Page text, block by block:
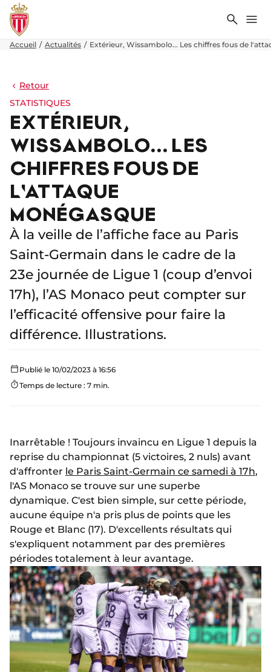
Accueil Actualités Extérieur, Wissambolo... Les chiffres fous de
Retour
STATISTIQUES
EXTÉRIEUR,
WISSAMBOLO... LES
CHIFFRES FOUS DE
L'ATTAQUE
MONÉGASQUE
À la veille de l’affiche face au Paris
Saint-Germain dans le cadre de la
23e journée de Ligue 1 (coup d’envoi
17h), l’AS Monaco peut compter sur
l’efficacité offensive pour faire la
différence. Illustrations.
Publié le 10/02/2023 à 16:56
Temps de lecture : 7 min.
Inarrêtable ! Toujours invaincu en Ligue 1 depuis la
reprise du championnat (5 victoires, 2 nuls) avant
d'affronter le Paris Saint-Germain ce samedi à 17h,
l'AS Monaco se trouve sur une superbe
dynamique. C'est bien simple, sur cette période,
aucune équipe n'a pris plus de points que les
Rouge et Blanc (17). D'excellents résultats qui
s'expliquent notamment par des premières
périodes totalement à leur avantage.